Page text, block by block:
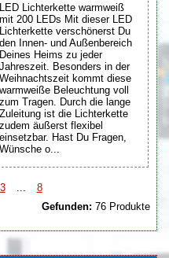
LED Lichterkette warmweiß
mit 200 LEDs Mit dieser LED
Lichterkette verschönerst Du
den Innen- und Außenbereich
Deines Heims zu jeder
Jahreszeit. Besonders in der
Weihnachtszeit kommt diese
warmweiße Beleuchtung voll
zum Tragen. Durch die lange
Zuleitung ist die Lichterkette
zudem äußerst flexibel
einsetzbar. Hast Du Fragen,
Wünsche o...
3
8
Gefunden: 76 Produkte